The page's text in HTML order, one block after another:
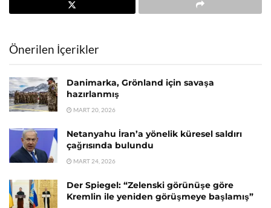
Önerilen İçerikler
Danimarka, Grönland için savaşa
hazırlanmış
MART 20, 2026
Netanyahu İran’a yönelik küresel saldırı
çağrısında bulundu
MART 24, 2026
Der Spiegel: “Zelenski görünüşe göre
Kremlin ile yeniden görüşmeye başlamış”